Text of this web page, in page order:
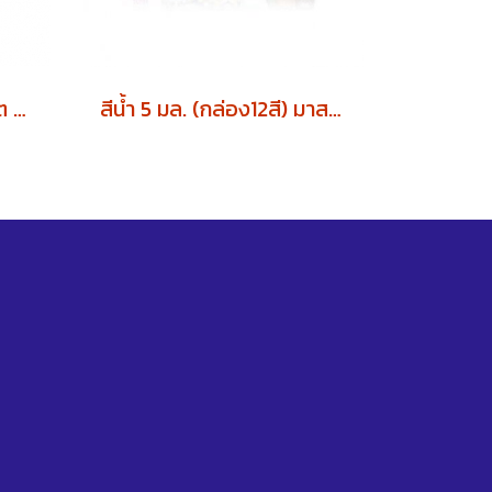
สีโปสเตอร์มาสเตอร์อาร์ต 20 cc (1โหล) สีน้ำ 5 มล. (กล่อง12สี) มาสเตอร์อาร์ต Tempera (1โหล)